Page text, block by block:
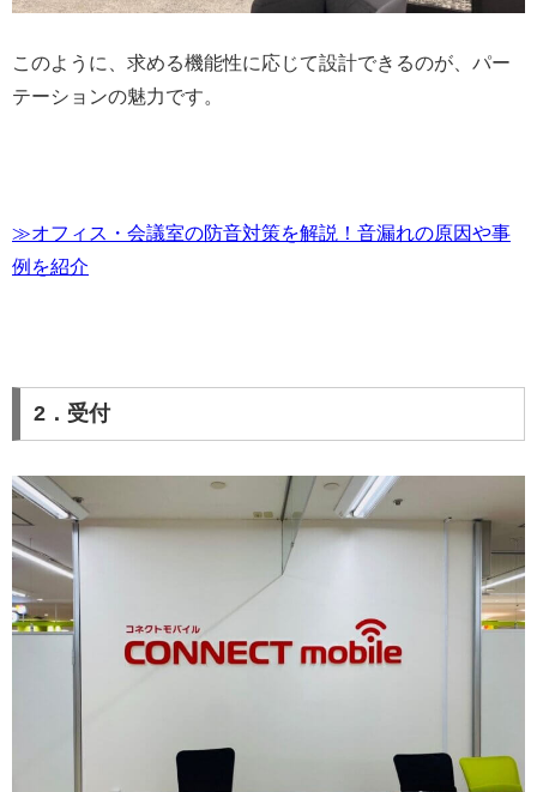
このように、求める機能性に応じて設計できるのが、パー
テーションの魅力です。
≫オフィス・会議室の防音対策を解説！音漏れの原因や事
例を紹介
2．受付